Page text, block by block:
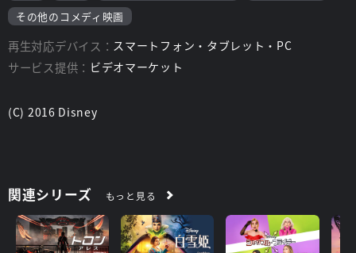
その他のコメディ映画
再生対応デバイス： スマートフォン・タブレット・PC
サービス提供： ビデオマーケット
(C) 2016 Disney
関連シリーズ もっと見る